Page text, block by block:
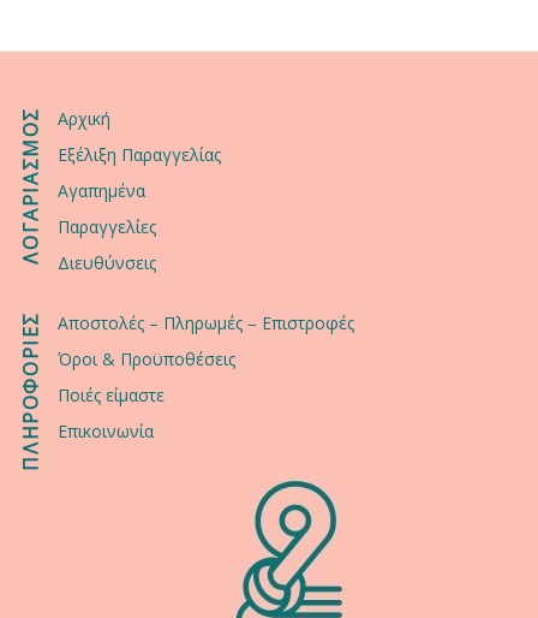
ΛΟΓΑΡΙΑΣΜΟΣ
Αρχική
Εξέλιξη Παραγγελίας
Αγαπημένα
Παραγγελίες
Διευθύνσεις
ΠΛΗΡΟΦΟΡΙΕΣ
Αποστολές – Πληρωμές – Επιστροφές
Όροι & Προϋποθέσεις
Ποιές είμαστε
Επικοινωνία